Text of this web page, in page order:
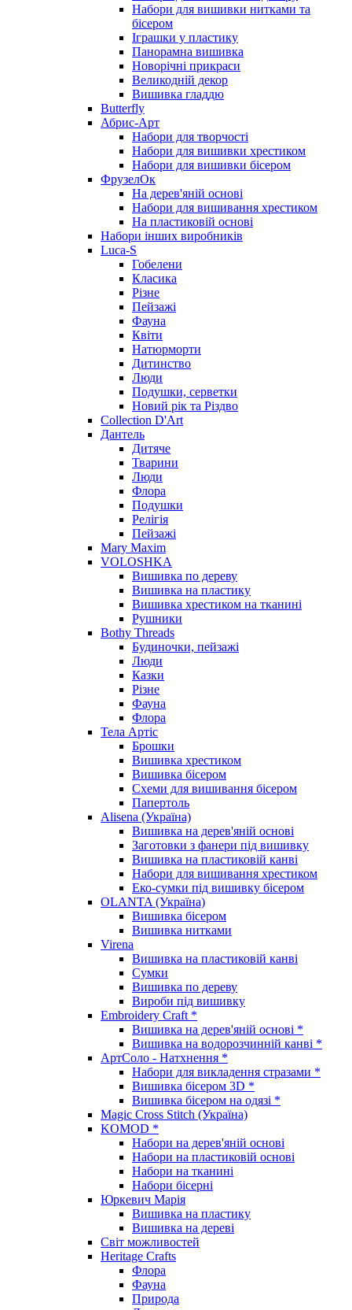
Набори для вишивки нитками та
бісером
Іграшки у пластику
Панорамна вишивка
Новорічні прикраси
Великодній декор
Вишивка гладдю
Butterfly
Абрис-Арт
Набори для творчості
Набори для вишивки хрестиком
Набори для вишивки бісером
ФрузелОк
На дерев'яній основі
Набори для вишивання хрестиком
На пластиковій основі
Набори інших виробників
Luca-S
Гобелени
Класика
Різне
Пейзажі
Фауна
Квіти
Натюрморти
Дитинство
Люди
Подушки, серветки
Новий рік та Різдво
Collection D'Art
Дантель
Дитяче
Тварини
Люди
Флора
Подушки
Релігія
Пейзажі
Mary Maxim
VOLOSHKA
Вишивка по дереву
Вишивка на пластику
Вишивка хрестиком на тканині
Рушники
Bothy Threads
Будиночки, пейзажі
Люди
Казки
Різне
Фауна
Флора
Тела Артіс
Брошки
Вишивка хрестиком
Вишивка бісером
Схеми для вишивання бісером
Папертоль
Alisena (Україна)
Вишивка на дерев'яній основі
Заготовки з фанери під вишивку
Вишивка на пластиковій канві
Набори для вишивання хрестиком
Еко-сумки під вишивку бісером
OLANTA (Україна)
Вишивка бісером
Вишивка нитками
Virena
Вишивка на пластиковій канві
Сумки
Вишивка по дереву
Вироби під вишивку
Embroidery Craft *
Вишивка на дерев'яній основі *
Вишивка на водорозчинній канві *
АртСоло - Натхнення *
Набори для викладення стразами *
Вишивка бісером 3D *
Вишивка бісером на одязі *
Magic Cross Stitch (Україна)
KOMOD *
Набори на дерев'яній основі
Набори на пластиковій основі
Набори на тканині
Набори бісерні
Юркевич Марія
Вишивка на пластику
Вишивка на дереві
Світ можливостей
Heritage Crafts
Флора
Фауна
Природа